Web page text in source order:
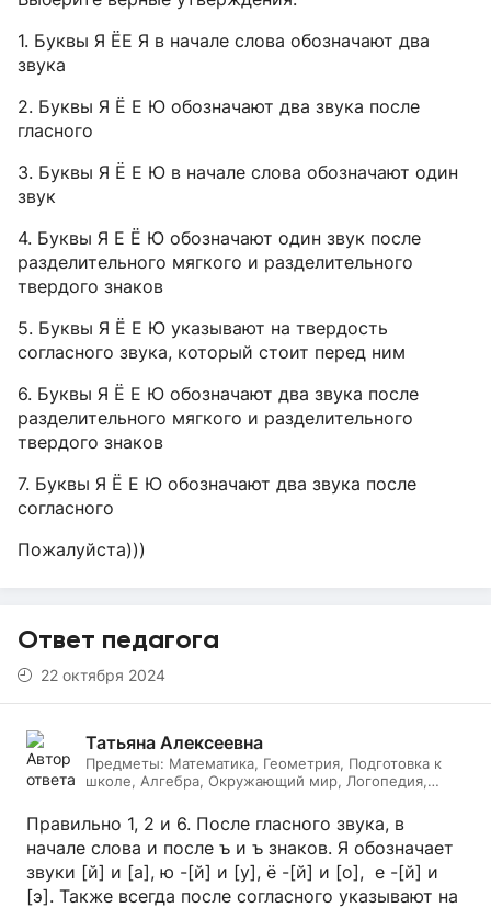
1. Буквы Я ЁЕ Я в начале слова обозначают два
звука
2. Буквы Я Ё Е Ю обозначают два звука после
гласного
3. Буквы Я Ё Е Ю в начале слова обозначают один
звук
4. Буквы Я Е Ё Ю обозначают один звук после
разделительного мягкого и разделительного
твердого знаков
5. Буквы Я Ё Е Ю указывают на твердость
согласного звука, который стоит перед ним
6. Буквы Я Ё Е Ю обозначают два звука после
разделительного мягкого и разделительного
твердого знаков
7. Буквы Я Ё Е Ю обозначают два звука после
согласного
Пожалуйста)))
Ответ педагога
22 октября 2024
Татьяна Алексеевна
Предметы: Математика, Геометрия, Подготовка к
школе, Алгебра, Окружающий мир, Логопедия,
чтение, Русский язык
Правильно 1, 2 и 6. После гласного звука, в
начале слова и после ъ и ъ знаков. Я обозначает
звуки [й] и [а], ю -[й] и [у], ё -[й] и [о], е -[й] и
[э]. Также всегда после согласного указывают на